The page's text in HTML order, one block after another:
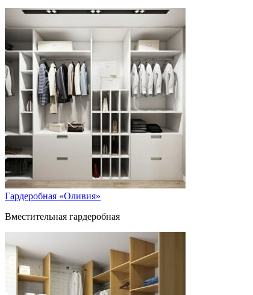
Гардеробная «Оливия»
Вместительная гардеробная